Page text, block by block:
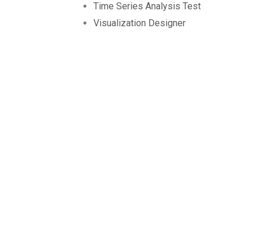
Time Series Analysis Test
Visualization Designer